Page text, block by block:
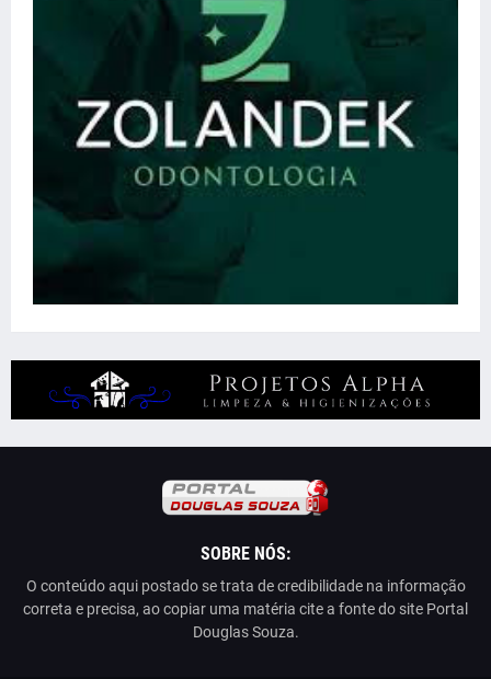
SOBRE NÓS:
O conteúdo aqui postado se trata de credibilidade na informação
correta e precisa, ao copiar uma matéria cite a fonte do site Portal
Douglas Souza.